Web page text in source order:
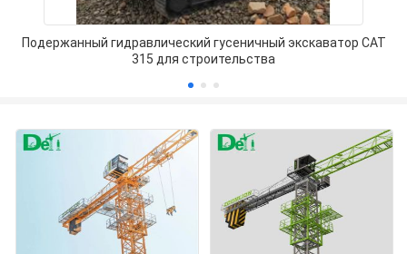
Подержанный гидравлический гусеничный экскаватор CAT
315 для строительства